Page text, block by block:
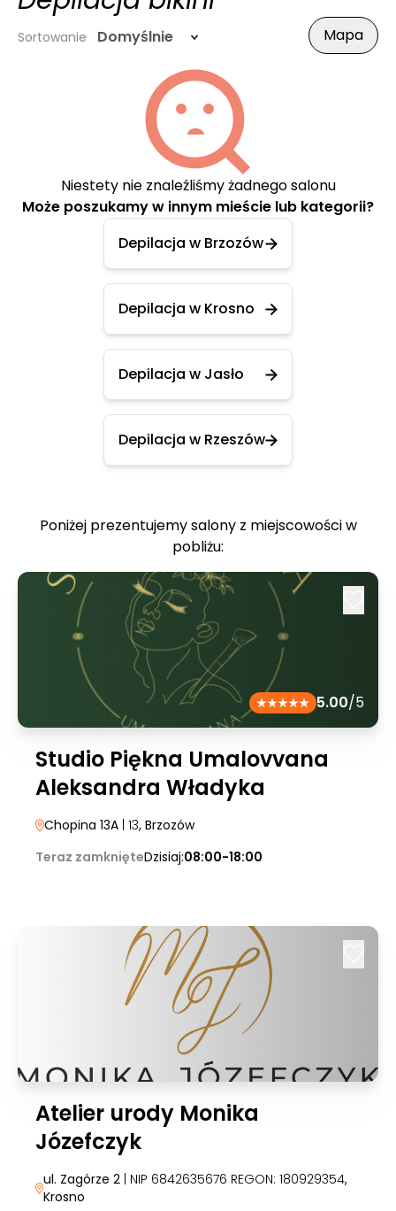
Sortowanie Domyślnie Mapa
Niestety nie znaleźliśmy żadnego salonu
Może poszukamy w innym mieście lub kategorii?
Depilacja w Brzozów
Depilacja w Krosno
Depilacja w Jasło
Depilacja w Rzeszów
Poniżej prezentujemy salony z miejscowości w
pobliżu:
5.00/5
Studio Piękna Umalovvana
Aleksandra Władyka
Chopina 13A | 13, Brzozów
Teraz zamknięteDzisiaj:08:00-18:00
Atelier urody Monika
Józefczyk
ul. Zagórze 2 | NIP 6842635676 REGON: 180929354,
Krosno